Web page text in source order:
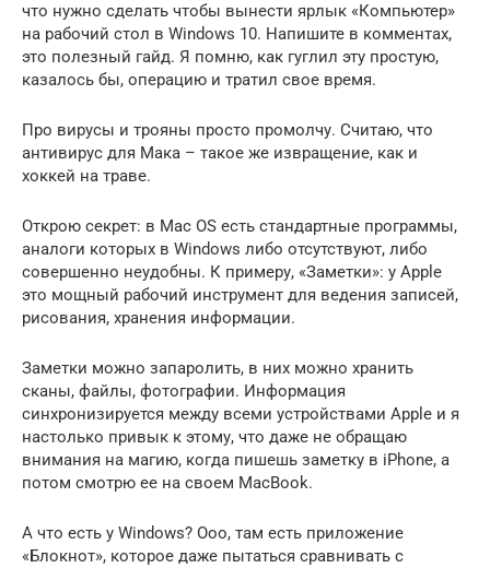
что нужно сделать чтобы вынести ярлык «Компьютер»
на рабочий стол в Windows 10. Напишите в комментах,
это полезный гайд. Я помню, как гуглил эту простую,
казалось бы, операцию и тратил свое время.
Про вирусы и трояны просто промолчу. Считаю, что
антивирус для Мака – такое же извращение, как и
хоккей на траве.
Открою секрет: в Mac OS есть стандартные программы,
аналоги которых в Windows либо отсутствуют, либо
совершенно неудобны. К примеру, «Заметки»: у Apple
это мощный рабочий инструмент для ведения записей,
рисования, хранения информации.
Заметки можно запаролить, в них можно хранить
сканы, файлы, фотографии. Информация
синхронизируется между всеми устройствами Apple и я
настолько привык к этому, что даже не обращаю
внимания на магию, когда пишешь заметку в iPhone, а
потом смотрю ее на своем MacBook.
А что есть у Windows? Ооо, там есть приложение
«Блокнот», которое даже пытаться сравнивать с